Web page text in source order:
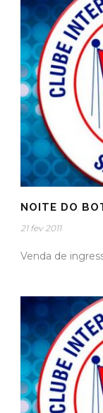
NOITE DO
21 fev 2011
Venda de